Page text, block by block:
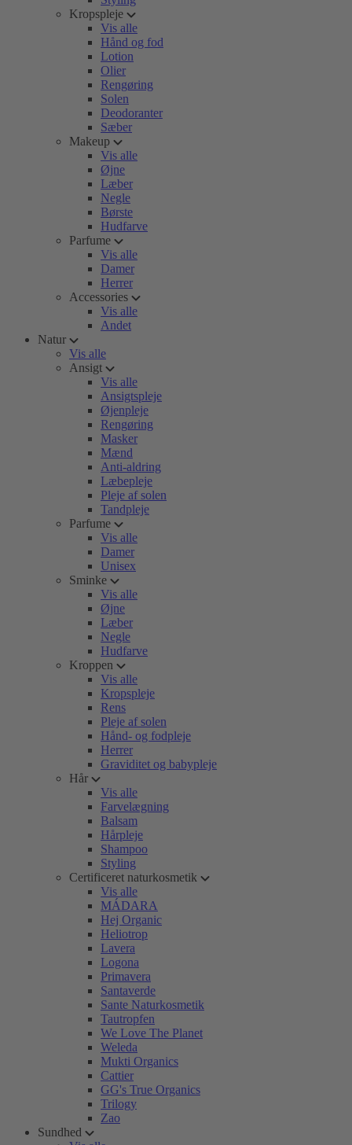
Kropspleje
Vis alle
Hånd og fod
Lotion
Olier
Rengøring
Solen
Deodoranter
Sæber
Makeup
Vis alle
Øjne
Læber
Negle
Børste
Hudfarve
Parfume
Vis alle
Damer
Herrer
Accessories
Vis alle
Andet
Natur
Vis alle
Ansigt
Vis alle
Ansigtspleje
Øjenpleje
Rengøring
Masker
Mænd
Anti-aldring
Læbepleje
Pleje af solen
Tandpleje
Parfume
Vis alle
Damer
Unisex
Sminke
Vis alle
Øjne
Læber
Negle
Hudfarve
Kroppen
Vis alle
Kropspleje
Rens
Pleje af solen
Hånd- og fodpleje
Herrer
Graviditet og babypleje
Hår
Vis alle
Farvelægning
Balsam
Hårpleje
Shampoo
Styling
Certificeret naturkosmetik
Vis alle
MÁDARA
Hej Organic
Heliotrop
Lavera
Logona
Primavera
Santaverde
Sante Naturkosmetik
Tautropfen
We Love The Planet
Weleda
Mukti Organics
Cattier
GG's True Organics
Trilogy
Zao
Sundhed